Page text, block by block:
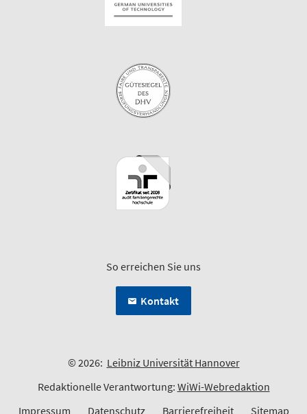
So erreichen Sie uns
Kontakt
© 2026: Leibniz Universität Hannover
Redaktionelle Verantwortung: WiWi-Webredaktion
Impressum
Datenschutz Barrierefreiheit Sitemap